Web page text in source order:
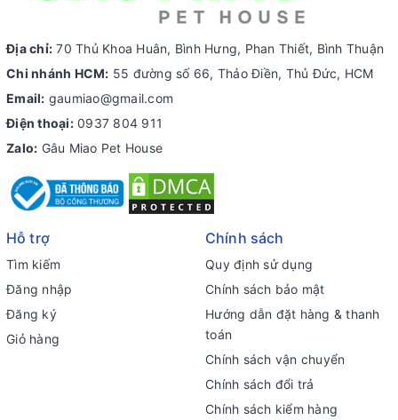
Địa chỉ: 70 Thủ Khoa Huân, Bình Hưng, Phan Thiết, Bình Thuận
Chi nhánh HCM: 55 đường số 66, Thảo Điền, Thủ Đức, HCM
Email: gaumiao@gmail.com
Điện thoại: 0937 804 911
Zalo: Gâu Miao Pet House
Hỗ trợ
Tìm kiếm
Đăng nhập
Đăng ký
Giỏ hàng
Chính sách
Quy định sử dụng
Chính sách bảo mật
Hướng dẫn đặt hàng & thanh
toán
Chính sách vận chuyển
Chính sách đổi trả
Chính sách kiểm hàng